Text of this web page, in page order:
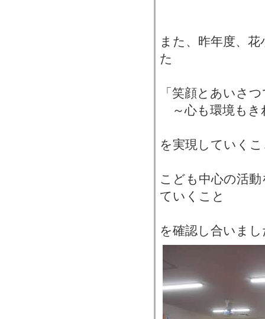
また、昨年度、
た
「笑顔とあいさ
～心も環境もき
を実現していく
こども中心の活
ていくこと
を確認し合いまし